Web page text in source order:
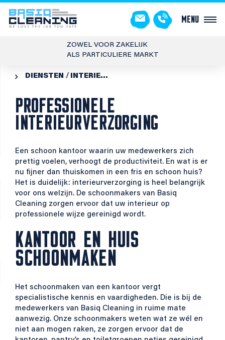
Menu
ZOWEL VOOR ZAKELIJK
ALS PARTICULIERE MARKT
 DIENSTEN INTERIEUR­VERZORGING
PROFESSIONELE
INTERIEURVERZORGING
Een schoon kantoor waarin uw medewerkers zich
prettig voelen, verhoogt de productiviteit. En wat is er
nu fijner dan thuiskomen in een fris en schoon huis?
Het is duidelijk: interieurverzorging is heel belangrijk
voor ons welzijn. De schoonmakers van Basiq
Cleaning zorgen ervoor dat uw interieur op
professionele wijze gereinigd wordt.
KANTOOR EN HUIS
SCHOONMAKEN
Het schoonmaken van een kantoor vergt
specialistische kennis en vaardigheden. Die is bij de
medewerkers van Basiq Cleaning in ruime mate
aanwezig. Onze schoonmakers weten wat ze wél en
niet aan mogen raken, ze zorgen ervoor dat de